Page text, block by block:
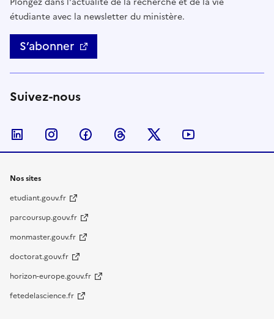
étudiante avec la newsletter du ministère.
S’abonner
Suivez-nous
Nous suivre sur LinkedIn
Nous suivre sur Instagram
Nous suivre sur Facebook
Nous suivre sur Threads
Nous suivre sur Twitter
Nos sites
etudiant.gouv.fr
parcoursup.gouv.fr
monmaster.gouv.fr
doctorat.gouv.fr
horizon-europe.gouv.fr
fetedelascience.fr